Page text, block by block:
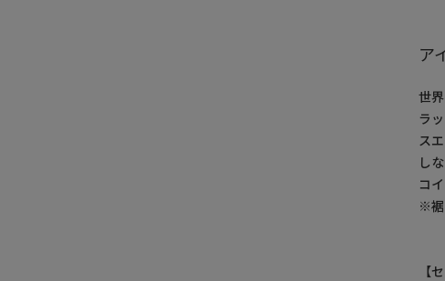
ア
世
ラッ
ス
し
コ
※裾
【